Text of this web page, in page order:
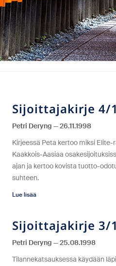
Sijoittajakirje 4/
Petri Deryng
26.11.1998
Kirjeessä Peta kertoo miksi
Kaakkois-Aasiaa
ajan ja kertoo kovista tuotto-
suhteen.
Lue lisää
Sijoittajakirje 3/
Petri Deryng
25.08.1998
Tilannekatsauksessa käydään